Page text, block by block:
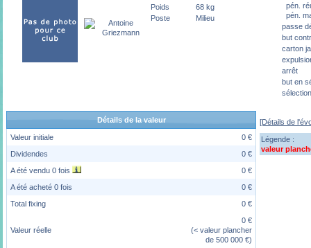
Poids
68 kg
Poste
Milieu
pén.
pén.
passe
but
carton
arrêt
but en
sélection
Détails de la valeur
Valeur initiale
0 €
Dividendes
0 €
A été vendu 0 fois
0 €
A été acheté 0 fois
0 €
Total fixing
0 €
Valeur réelle
0 €
(< valeur plancher
de 500 000 €)
[Détails de
Légende :
valeur